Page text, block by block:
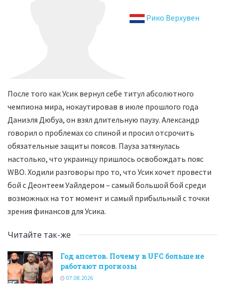
Рико Верхувен
После того как Усик вернул себе титул абсолютного
чемпиона мира, нокаутировав в июле прошлого года
Даниэля Дюбуа, он взял длительную паузу. Александр
говорил о проблемах со спиной и просил отсрочить
обязательные защиты поясов. Пауза затянулась
настолько, что украинцу пришлось освобождать пояс
WBO. Ходили разговоры про то, что Усик хочет провести
бой с Деонтеем Уайлдером – самый большой бой среди
возможных на тот момент и самый прибыльный с точки
зрения финансов для Усика.
Читайте так-же
Год апсетов. Почему в UFC больше не
работают прогнозы
07.08.2026